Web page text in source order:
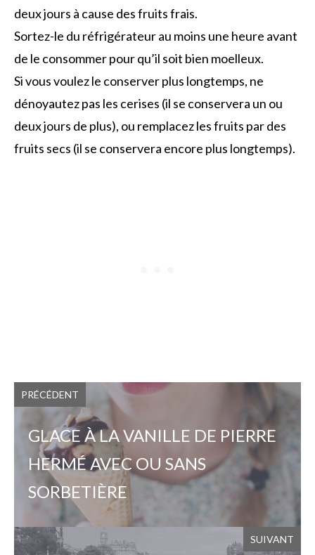
deux jours à cause des fruits frais.
Sortez-le du réfrigérateur au moins une heure avant
de le consommer pour qu’il soit bien moelleux.
Si vous voulez le conserver plus longtemps, ne
dénoyautez pas les cerises (il se conservera un ou
deux jours de plus), ou remplacez les fruits par des
fruits secs (il se conservera encore plus longtemps).
PRÉCÉDENT
GLACE À LA VANILLE DE PIERRE
HERMÉ AVEC OU SANS
SORBETIÈRE
SUIVANT